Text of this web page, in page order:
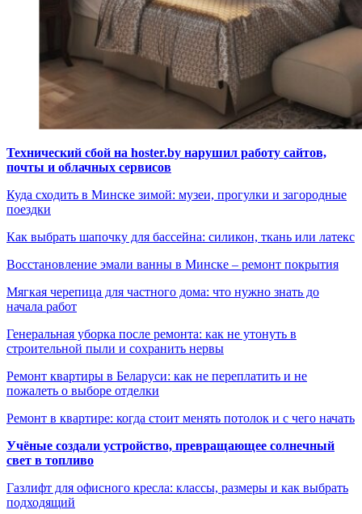
Технический сбой на hoster.by нарушил работу сайтов,
почты и облачных сервисов
Куда сходить в Минске зимой: музеи, прогулки и загородные
поездки
Как выбрать шапочку для бассейна: силикон, ткань или латекс
Восстановление эмали ванны в Минске – ремонт покрытия
Мягкая черепица для частного дома: что нужно знать до
начала работ
Генеральная уборка после ремонта: как не утонуть в
строительной пыли и сохранить нервы
Ремонт квартиры в Беларуси: как не переплатить и не
пожалеть о выборе отделки
Ремонт в квартире: когда стоит менять потолок и с чего начать
Учёные создали устройство, превращающее солнечный
свет в топливо
Газлифт для офисного кресла: классы, размеры и как выбрать
подходящий